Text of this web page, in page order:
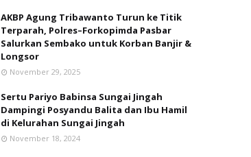
AKBP Agung Tribawanto Turun ke Titik
Terparah, Polres–Forkopimda Pasbar
Salurkan Sembako untuk Korban Banjir &
Longsor
November 29, 2025
Sertu Pariyo Babinsa Sungai Jingah
Dampingi Posyandu Balita dan Ibu Hamil
di Kelurahan Sungai Jingah
November 18, 2024